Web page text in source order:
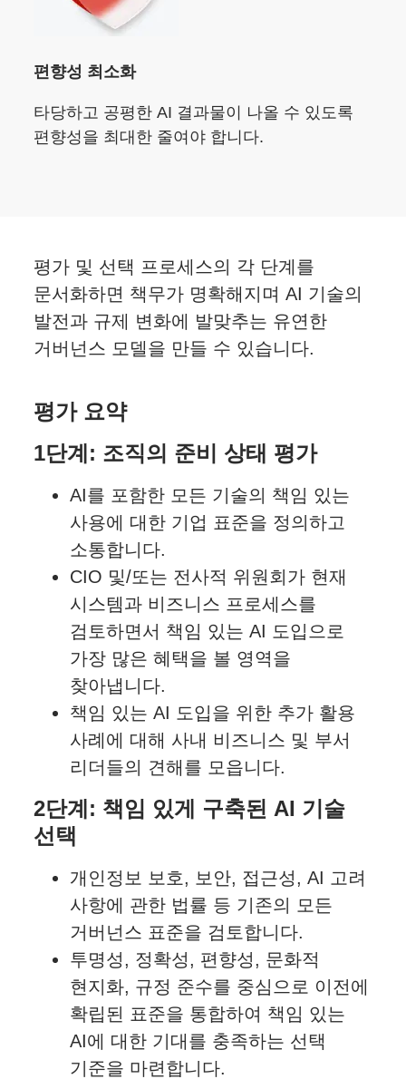
편향성 최소화
타당하고 공평한 AI 결과물이 나올 수 있도록
편향성을 최대한 줄여야 합니다.
평가 및 선택 프로세스의 각 단계를
문서화하면 책무가 명확해지며 AI 기술의
발전과 규제 변화에 발맞추는 유연한
거버넌스 모델을 만들 수 있습니다.
평가 요약
1단계: 조직의 준비 상태 평가
AI를 포함한 모든 기술의 책임 있는
사용에 대한 기업 표준을 정의하고
소통합니다.
CIO 및/또는 전사적 위원회가 현재
시스템과 비즈니스 프로세스를
검토하면서 책임 있는 AI 도입으로
가장 많은 혜택을 볼 영역을
찾아냅니다.
책임 있는 AI 도입을 위한 추가 활용
사례에 대해 사내 비즈니스 및 부서
리더들의 견해를 모읍니다.
2단계: 책임 있게 구축된 AI 기술
선택
개인정보 보호, 보안, 접근성, AI 고려
사항에 관한 법률 등 기존의 모든
거버넌스 표준을 검토합니다.
투명성, 정확성, 편향성, 문화적
현지화, 규정 준수를 중심으로 이전에
확립된 표준을 통합하여 책임 있는
AI에 대한 기대를 충족하는 선택
기준을 마련합니다.